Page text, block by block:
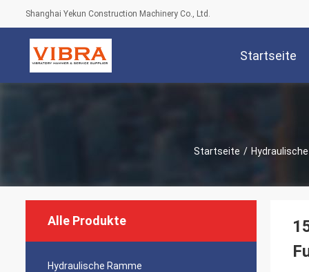
Shanghai Yekun Construction Machinery Co., Ltd.
Startseite
Startseite /
Alle Produkte
Hydraulische Ramme